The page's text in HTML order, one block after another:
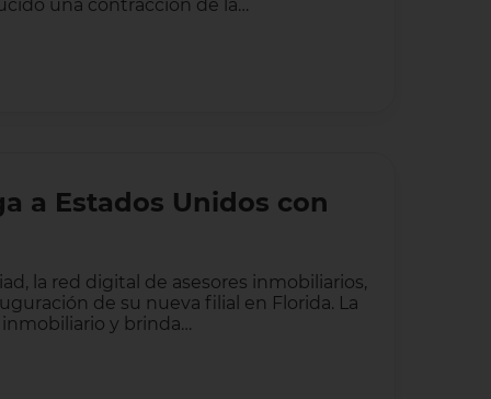
una contracción de la…
a Estados Unidos con
la red digital de asesores inmobiliarios,
de su nueva filial en Florida. La
y brinda…